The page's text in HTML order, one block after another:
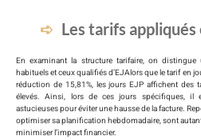
Les tarifs appliqués
En examinant la structure tarifaire, on
habituels et ceux qualifiés d’EJAlors que le tarif en
réduction de 15,81%, les jours EJP affichent des
élevés. Ainsi, lors de ces jours spécifiques, il
astucieuses pour éviter une hausse de la facture.
optimiser sa planification hebdomadaire, sont
minimiser l’impact financier.